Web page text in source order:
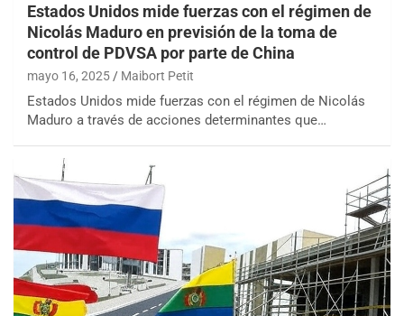
Estados Unidos mide fuerzas con el régimen de
Nicolás Maduro en previsión de la toma de
control de PDVSA por parte de China
mayo 16, 2025 Maibort Petit
Estados Unidos mide fuerzas con el régimen de Nicolás
Maduro a través de acciones determinantes que…